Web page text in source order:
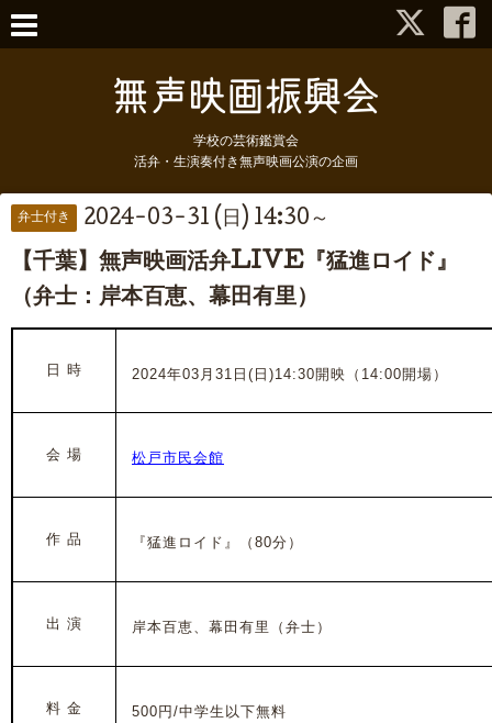
学校の芸術鑑賞会
活弁・生演奏付き無声映画公演の企画
弁士付き 2024-03-31 (日) 14:30～
【千葉】無声映画活弁LIVE『猛進ロイド』
（弁士：岸本百恵、幕田有里）
日 時 2024年03月31日(日)14:30開映（14:00開場）
会 場 松戸市民会館
作 品 『猛進ロイド』（80分）
出 演 岸本百恵、幕田有里（ 弁士）
料 金 500円/中学生以下無料